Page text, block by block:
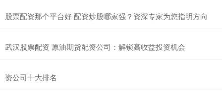
股票配资那个平台好 配资炒股哪家强？资深专家为您指明方向
武汉股票配资 原油期货配资公司：解锁高收益投资机会
资公司十大排名